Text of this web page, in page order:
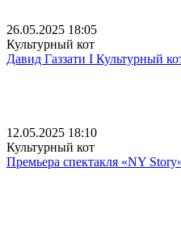
26.05.2025 18:05
Культурный кот
Давид Газзати I Культурный
12.05.2025 18:10
Культурный кот
Премьера спектакля «NY